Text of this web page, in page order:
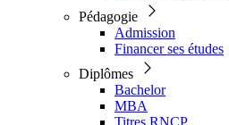
Pédagogie
Admission
Financer ses études
Diplômes
Bachelor
MBA
Titres RNCP